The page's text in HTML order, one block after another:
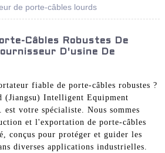
de porte-câbles lourds
Câbles Robustes De
D'usine De
fiable de porte-câbles robustes ?
(Jiangsu) Intelligent Equipment
votre spécialiste. Nous sommes
et l'exportation de porte-câbles
conçus pour protéger et guider les
diverses applications industrielles.